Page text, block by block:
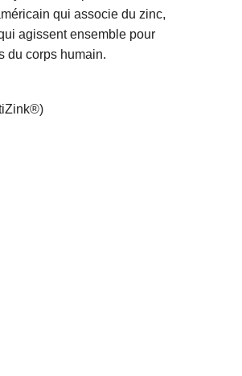
qui associe du zinc,
agissent ensemble pour
du corps humain.